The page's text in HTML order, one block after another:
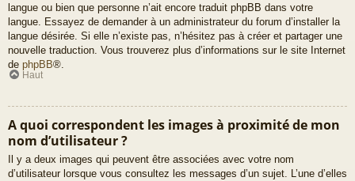
langue ou bien que personne n’ait encore traduit phpBB dans votre
langue. Essayez de demander à un administrateur du forum d’installer la
langue désirée. Si elle n’existe pas, n’hésitez pas à créer et partager une
nouvelle traduction. Vous trouverez plus d’informations sur le site Internet
de phpBB®.
Haut
A quoi correspondent les images à proximité de mon
nom d’utilisateur ?
Il y a deux images qui peuvent être associées avec votre nom
d’utilisateur lorsque vous consultez les messages d’un sujet. L’une d’elles